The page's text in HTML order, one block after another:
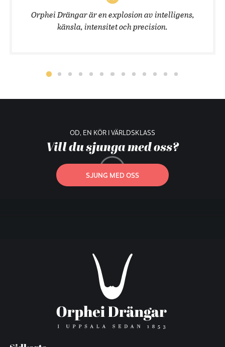
Orphei Drängar är en explosion av intelligens,
känsla, intensitet och precision.
OD, EN KÖR I VÄRLDSKLASS
Vill du sjunga med oss?
SJUNG MED OSS